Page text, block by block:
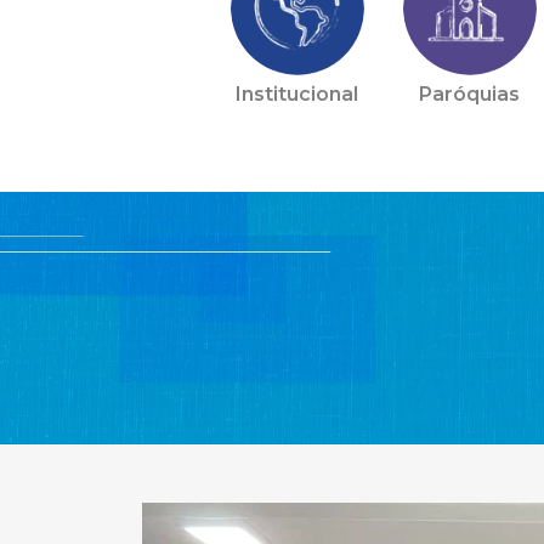
Institucional Paróquias